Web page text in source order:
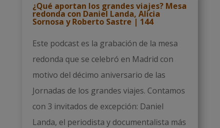
¿Qué aportan los grandes viajes? Mesa
redonda con Daniel Landa, Alicia
Sornosa y Roberto Sastre | 144
Este podcast es la grabación de la mesa
redonda que se celebró en Madrid con
motivo del décimo aniversario de las
Jornadas de los grandes viajes. Contamos
con 3 invitados de excepción: Daniel
Landa, el periodista y documentalista más